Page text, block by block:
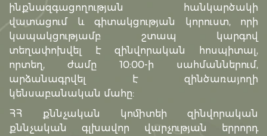
ինքնազգացողության հանկարծակի
վատացում և գիտակցության կորուստ, որի
կապակցությամբ շտապ կարգով
տեղափոխվել է զինվորական հոսպիտալ,
որտեղ, ժամը 10:00-ի սահմաններում,
արձանագրվել է զինծառայողի
կենսաբանական մահը:
ՀՀ քննչական կոմիտեի զինվորական
քննչական գլխավոր վարչության երրորդ